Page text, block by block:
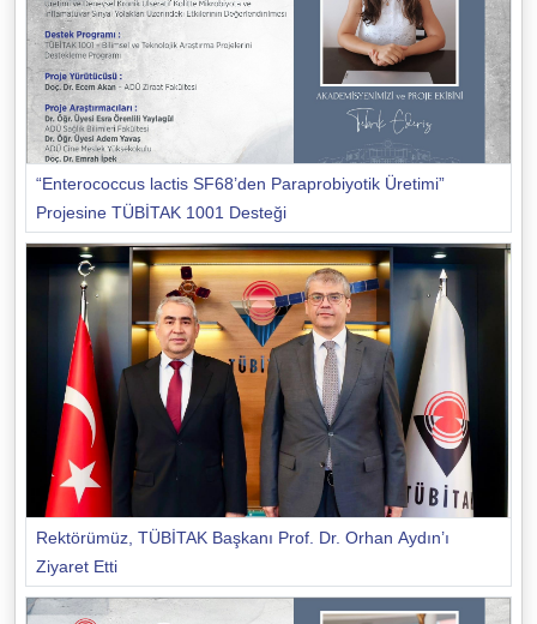
“Enterococcus lactis SF68’den Paraprobiyotik Üretimi”
Projesine TÜBİTAK 1001 Desteği
Rektörümüz, TÜBİTAK Başkanı Prof. Dr. Orhan Aydın’ı
Ziyaret Etti